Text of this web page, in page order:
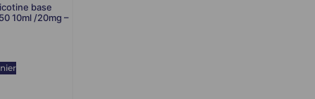
base
10ml /20mg –